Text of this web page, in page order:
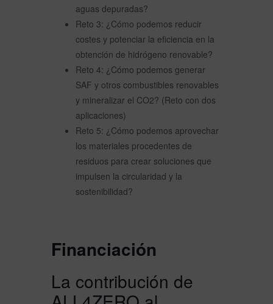
aguas depuradas?
Reto 3: ¿Cómo podemos reducir
costes y potenciar la eficiencia en la
obtención de hidrógeno renovable?
Reto 4: ¿Cómo podemos generar
SAF y otros combustibles renovables
y mineralizar el CO2? (Reto con dos
aplicaciones)
Reto 5: ¿Cómo podemos aprovechar
los materiales procedentes de
residuos para crear soluciones que
impulsen la circularidad y la
sostenibilidad?
Financiación
La contribución de